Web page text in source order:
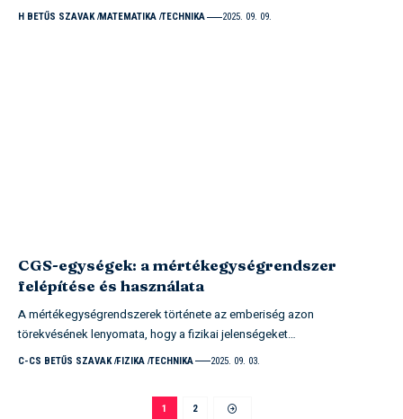
H BETŰS SZAVAK MATEMATIKA TECHNIKA 2025. 09. 09.
CGS-egységek: a mértékegységrendszer
felépítése és használata
A mértékegységrendszerek története az emberiség azon
törekvésének lenyomata, hogy a fizikai jelenségeket…
C-CS BETŰS SZAVAK FIZIKA TECHNIKA 2025. 09. 03.
1 2